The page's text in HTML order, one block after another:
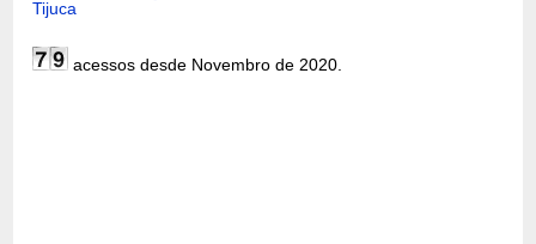
Tijuca
acessos desde Novembro de 2020.